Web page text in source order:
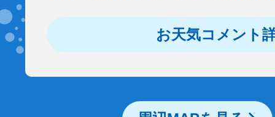
お天気コメント